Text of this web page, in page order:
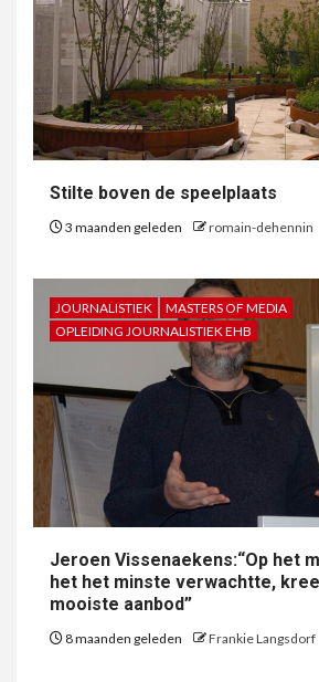
Stilte boven de speelplaats
3 maanden geleden romain-dehennin
JOURNALISTIEK
MASTERS OF MEDIA
OPLEIDING JOURNALISTIEK EHB
Jeroen Vissenaekens:“Op het
het het minste verwachtte,
mooiste aanbod”
8 maanden geleden Frankie Langsdorf